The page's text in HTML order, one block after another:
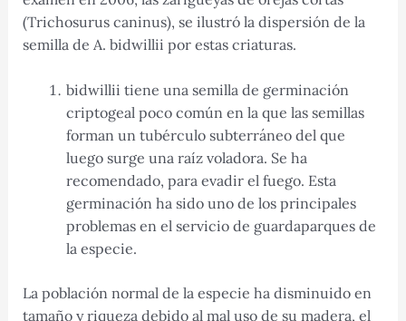
(Trichosurus caninus), se ilustró la dispersión de la
semilla de A. bidwillii por estas criaturas.
bidwillii tiene una semilla de germinación
criptogeal poco común en la que las semillas
forman un tubérculo subterráneo del que
luego surge una raíz voladora. Se ha
recomendado, para evadir el fuego. Esta
germinación ha sido uno de los principales
problemas en el servicio de guardaparques de
la especie.
La población normal de la especie ha disminuido en
tamaño y riqueza debido al mal uso de su madera, el